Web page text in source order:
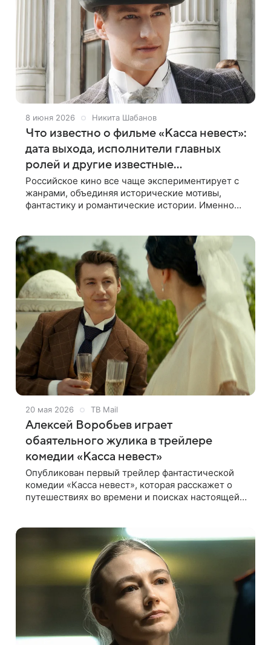
8 июня 2026 Никита Шабанов
Что известно о фильме «Касса невест»:
дата выхода, исполнители главных
ролей и другие известные
подробности
Российское кино все чаще экспериментирует с
жанрами, объединяя исторические мотивы,
фантастику и романтические истории. Именно
20 мая 2026 ТВ Mail
Алексей Воробьев играет
обаятельного жулика в трейлере
комедии «Касса невест»
Опубликован первый трейлер фантастической
комедии «Касса невест», которая расскажет о
путешествиях во времени и поисках настоящей